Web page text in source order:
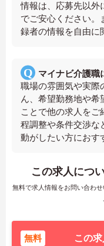
情報は、応募先以外
でご安心ください。
録者の情報を自由に
マイナビ介護職
職場の雰囲気や実際
ん、希望勤務地や希
ことで他の求人をご
程調整や条件交渉な
動がしたい方におす
この求人につ
無料で求人情報をお問い合わ
無料 この